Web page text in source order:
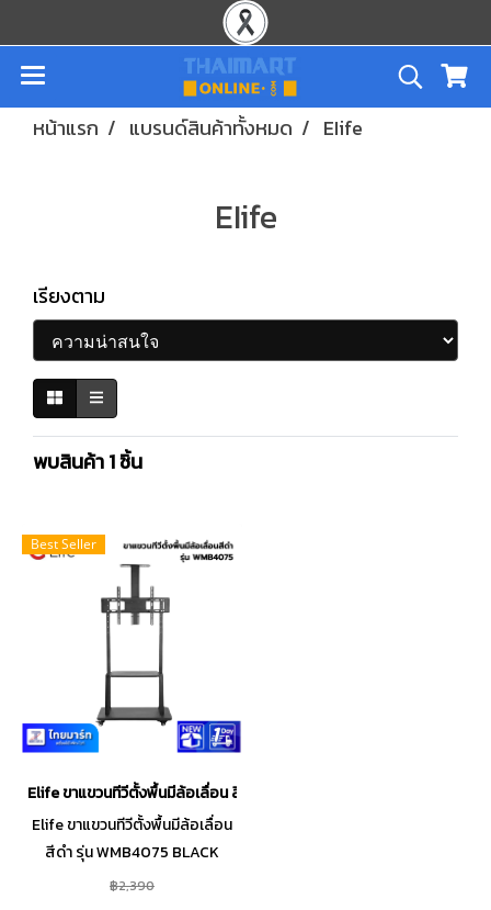
หน้าแรก แบรนด์สินค้าทั้งหมด EIife
EIife
เรียงตาม
พบสินค้า 1 ชิ้น
Best Seller
Elife ขาแขวนทีวีตั้งพื้นมีล้อเลื่อน สีดำ รุ่น WMB4075 BLACK
Elife ขาแขวนทีวีตั้งพื้นมีล้อเลื่อน
สีดำ รุ่น WMB4075 BLACK
รองรับทีวี LED, LCD, Plasma
฿2,390